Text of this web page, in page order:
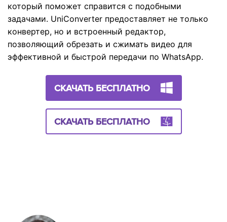
который поможет справится с подобными
задачами. UniConverter предоставляет не только
конвертер, но и встроенный редактор,
позволяющий обрезать и сжимать видео для
эффективной и быстрой передачи по WhatsApp.
СКАЧАТЬ БЕСПЛАТНО
СКАЧАТЬ БЕСПЛАТНО